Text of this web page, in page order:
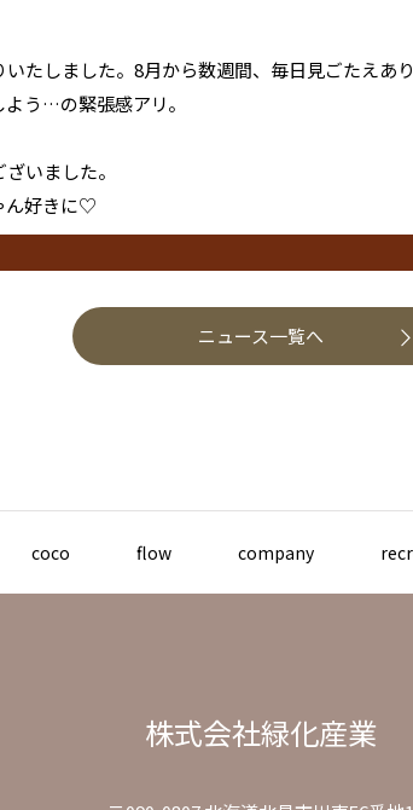
たしました。8月から数週間、毎日見ごたえあり
う…の緊張感アリ。
いました。
ん好きに♡
ニュース一覧へ
coco flow company
株式会社緑化産業